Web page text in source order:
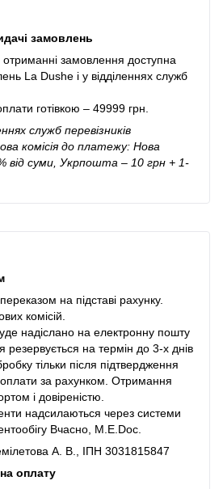
замовлень
замовлення доступна
La Dushe і у відділеннях служб
готівкою – 49999 грн.
служб перевізників
комісія до платежу: Нова
від суми, Укрпошта – 10 грн + 1-
на підставі рахунку.
комісій.
надіслано на електронну пошту
на термін до 3-х днів
тільки після підтвердження
за рахунком. Отримання
і довіреністю.
надсилаються через системи
Вчасно, M.E.Doc.
А. В., ІПН 3031815847
оплату